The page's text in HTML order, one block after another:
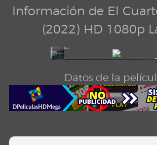
Información de El
(2022) HD 1080p
Datos de la